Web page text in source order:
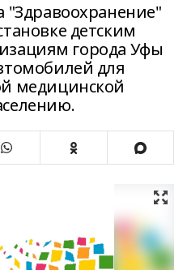
"Здравоохранение"
детским
города Уфы
для
медицинской